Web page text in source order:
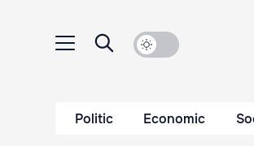
Politic Economic